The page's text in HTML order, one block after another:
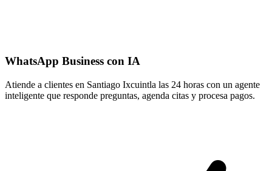
WhatsApp Business con IA
Atiende a clientes en Santiago Ixcuintla las 24 horas con un agente
inteligente que responde preguntas, agenda citas y procesa pagos.